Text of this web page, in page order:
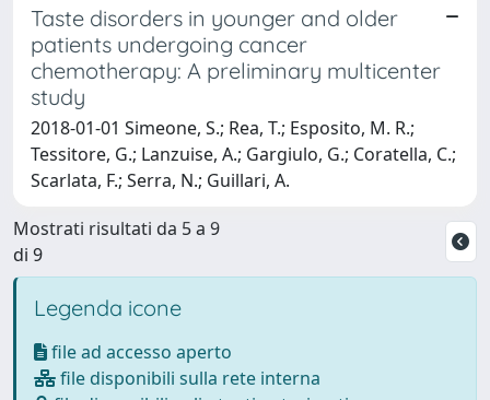
Taste disorders in younger and older
patients undergoing cancer
chemotherapy: A preliminary multicenter
study
2018-01-01 Simeone, S.; Rea, T.; Esposito, M. R.;
Tessitore, G.; Lanzuise, A.; Gargiulo, G.; Coratella, C.;
Scarlata, F.; Serra, N.; Guillari, A.
Mostrati risultati da 5 a 9
di 9
Legenda icone
file ad accesso aperto
file disponibili sulla rete interna